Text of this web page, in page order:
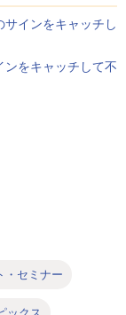
インをキャッチし
ンをキャッチして不
・セミナー